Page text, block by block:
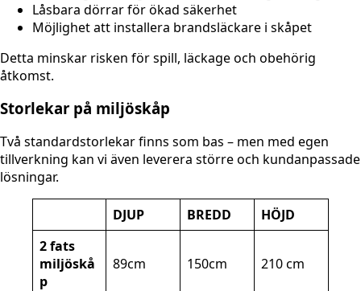
Låsbara dörrar för ökad säkerhet
Möjlighet att installera brandsläckare i skåpet
Detta minskar risken för spill, läckage och obehörig
åtkomst.
Storlekar på miljöskåp
Två standardstorlekar finns som bas – men med egen
tillverkning kan vi även leverera större och kundanpassade
lösningar.
DJUP BREDD
HÖJD
2 fats
miljöskå
p
89cm 150cm 210 cm